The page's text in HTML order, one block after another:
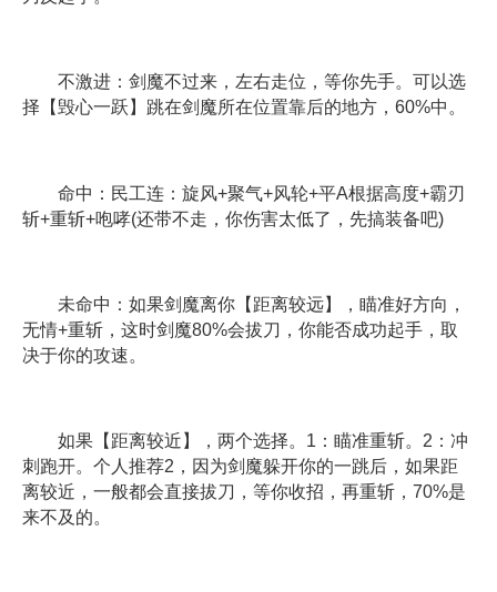
不激进：剑魔不过来，左右走位，等你先手。可以选
择【毁心一跃】跳在剑魔所在位置靠后的地方，60%中。
命中：民工连：旋风+聚气+风轮+平A根据高度+霸刃
斩+重斩+咆哮(还带不走，你伤害太低了，先搞装备吧)
未命中：如果剑魔离你【距离较远】，瞄准好方向，
无情+重斩，这时剑魔80%会拔刀，你能否成功起手，取
决于你的攻速。
如果【距离较近】，两个选择。1：瞄准重斩。2：冲
刺跑开。个人推荐2，因为剑魔躲开你的一跳后，如果距
离较近，一般都会直接拔刀，等你收招，再重斩，70%是
来不及的。